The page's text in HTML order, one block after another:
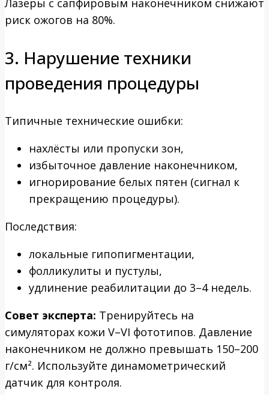
Лазеры с сапфировым наконечником снижают
риск ожогов на 80%.
3. Нарушение техники
проведения процедуры
Типичные технические ошибки:
нахлёсты или пропуски зон,
избыточное давление наконечником,
игнорирование белых пятен (сигнал к
прекращению процедуры).
Последствия:
локальные гипопигментации,
фолликулиты и пустулы,
удлинение реабилитации до 3–4 недель.
Совет эксперта: Тренируйтесь на
симуляторах кожи V–VI фототипов. Давление
наконечником не должно превышать 150–200
г/см². Используйте динамометрический
датчик для контроля.